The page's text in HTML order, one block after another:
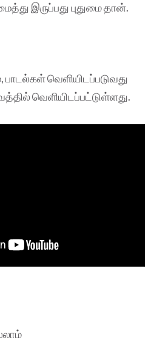
இருப்பது புதுமை தான்.
பாடல்கள் வெளியிடப்படுவது
வெளியிடப்பட்டுள்ளது.